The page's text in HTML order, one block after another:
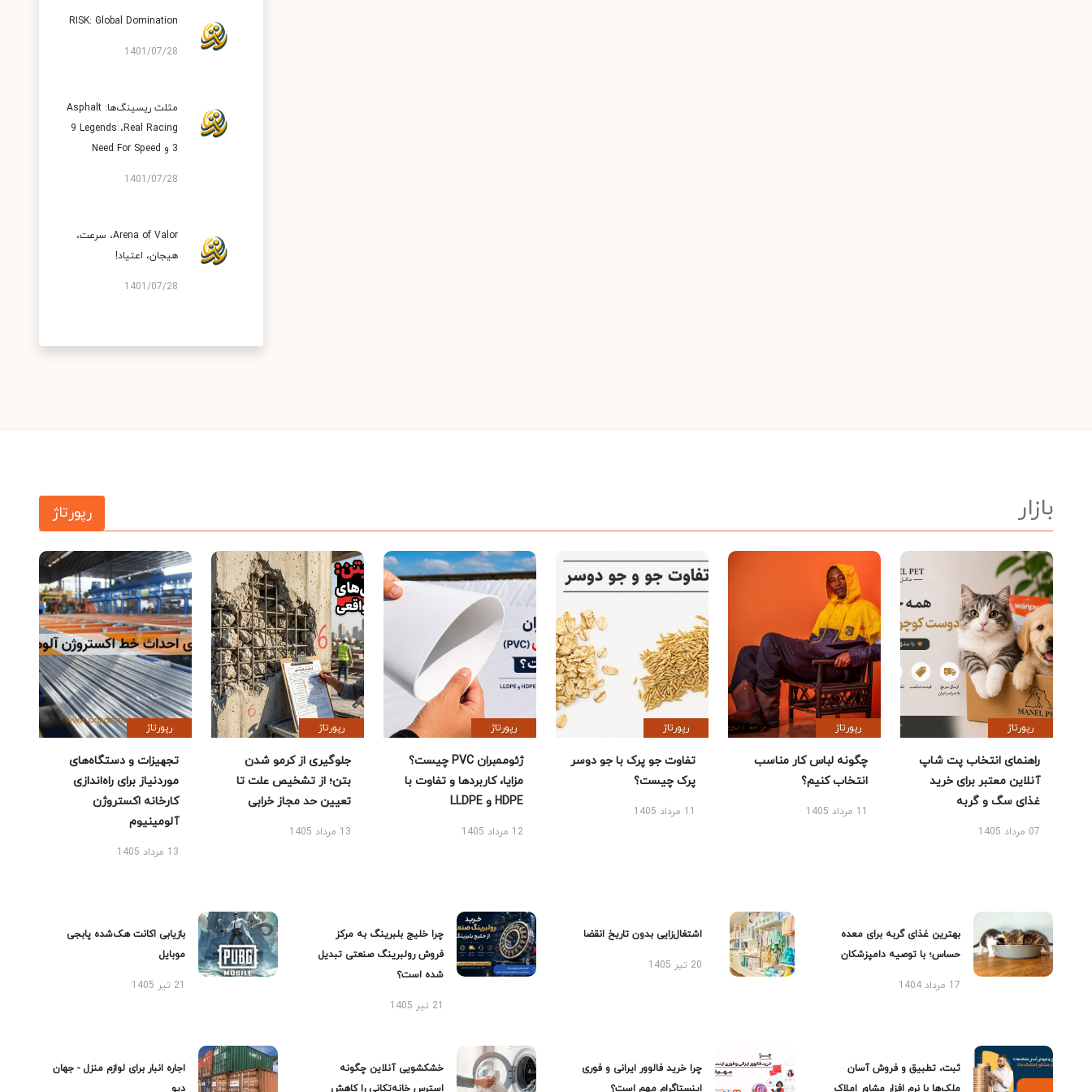
RISK: Global Domination
1401/07/28
مثلث ریسینگ‌ها: Asphalt
9 Legends ،Real Racing
3 و Need For Speed
1401/07/28
Arena of Valor، سرعت،
هیجان، اعتیاد!
1401/07/28
بازار رپورتاژ
رپورتاژ
راهنمای انتخاب پت شاپ
آنلاین معتبر برای خرید
غذای سگ و گربه
07 مرداد 1405
رپورتاژ
چگونه لباس کار مناسب
انتخاب کنیم؟
11 مرداد 1405
رپورتاژ
تفاوت جو پرک با جو دوسر
پرک چیست؟
11 مرداد 1405
رپورتاژ
ژئوممبران PVC چیست؟
مزایا، کاربردها و تفاوت با
HDPE و LLDPE
12 مرداد 1405
رپورتاژ
جلوگیری از کرمو شدن
بتن؛ از تشخیص علت تا
تعیین حد مجاز خرابی
13 مرداد 1405
رپورتاژ
تجهیزات و دستگاه‌های
موردنیاز برای راه‌اندازی
کارخانه اکستروژن
آلومینیوم
13 مرداد 1405
بهترین غذای گربه برای معده
حساس؛ با توصیه دامپزشکان
17 مرداد 1404
اشتغال‌زایی بدون تاریخ انقضا
20 تیر 1405
چرا خلیج بلبرینگ به مرکز
فروش رولبرینگ صنعتی تبدیل
شده است؟
21 تیر 1405
بازیابی اکانت هک‌شده پابجی
موبایل
21 تیر 1405
ثبت، تطبیق و فروش آسان
ملک‌ها با نرم افزار مشاور املاک
چرا خرید فالوور ایرانی و فوری
اینستاگرام مهم است؟
خشکشویی آنلاین چگونه
استرس خانه‌تکانی را کاهش
اجاره انبار برای لوازم منزل - جهان
دپو